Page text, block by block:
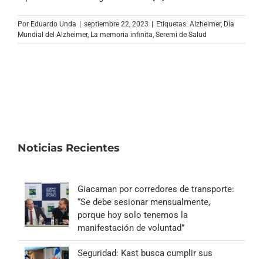
Por Eduardo Unda | septiembre 22, 2023 | Etiquetas: Alzheimer, Día
Mundial del Alzheimer, La memoria infinita Seremi de Salud
Noticias Recientes
Giacaman por corredores de transporte:
“Se debe sesionar mensualmente,
porque hoy solo tenemos la
manifestación de voluntad”
Seguridad: Kast busca cumplir sus